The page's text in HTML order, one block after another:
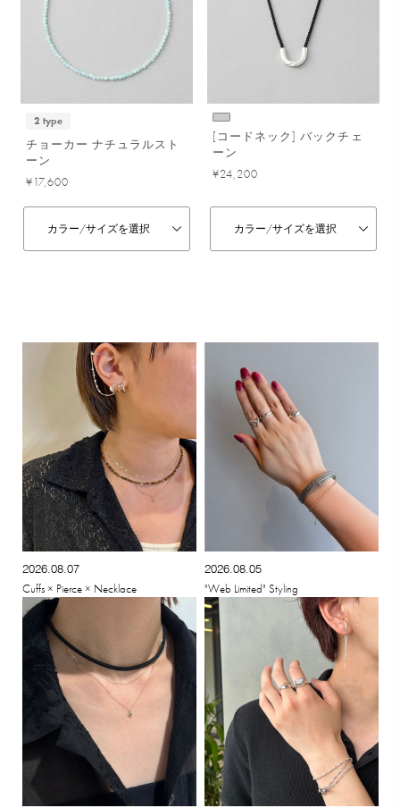
2 type
チョーカー ナチュラルスト
ーン
¥17,600
カラー/サイズを選択
[コードネック] バックチェ
ーン
¥24,200
カラー/サイズを選択
2026.08.07
Cuffs × Pierce × Necklace
2026.08.05
"Web Limited" Styling